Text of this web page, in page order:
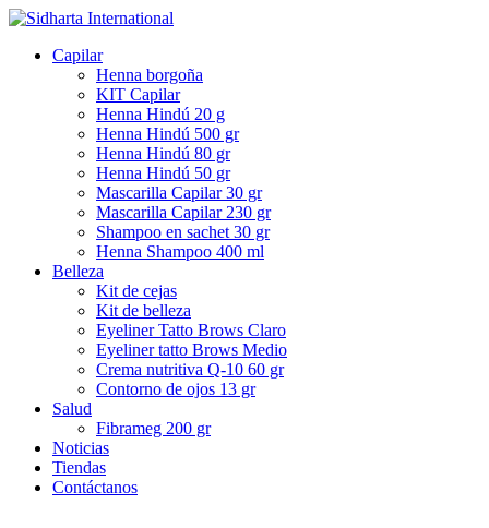
Capilar
Henna borgoña
KIT Capilar
Henna Hindú 20 g
Henna Hindú 500 gr
Henna Hindú 80 gr
Henna Hindú 50 gr
Mascarilla Capilar 30 gr
Mascarilla Capilar 230 gr
Shampoo en sachet 30 gr
Henna Shampoo 400 ml
Belleza
Kit de cejas
Kit de belleza
Eyeliner Tatto Brows Claro
Eyeliner tatto Brows Medio
Crema nutritiva Q-10 60 gr
Contorno de ojos 13 gr
Salud
Fibrameg 200 gr
Noticias
Tiendas
Contáctanos